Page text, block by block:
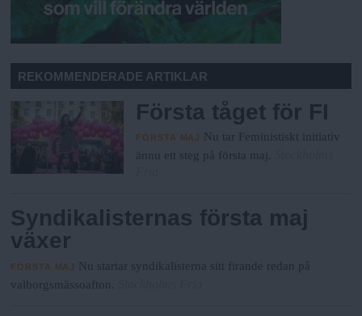
REKOMMENDERADE ARTIKLAR
Första tåget för FI
FÖRSTA MAJ
Nu tar Feministiskt initiativ
ännu ett steg på första maj.
Syndikalisternas första maj
växer
FÖRSTA MAJ
Nu startar syndikalisterna sitt firande redan på
valborgsmässoafton.